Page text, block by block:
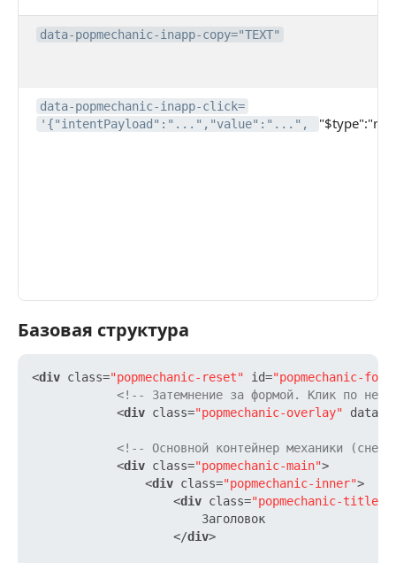
data-popmechanic-inapp-copy="TEXT"
data-popmechanic-inapp-click=
'{"intentPayload":"...","value":"...",
Базовая структура
Базовая структура
<div class="popmechanic-reset" id="popmechanic-
<!-- Затемнение за формой. Клик по
<div class="popmechanic-overlay" data-
<!-- Основной контейнер механики
<div class="popmechanic-main">
<div class="popmechanic-inner">
<div class="popmechanic-title"
                        Заголовок
</div>